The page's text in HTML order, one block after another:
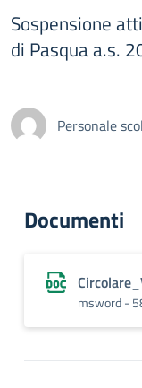
Sospensione
di Pasqua a.s.
Personale
Documenti
msword -